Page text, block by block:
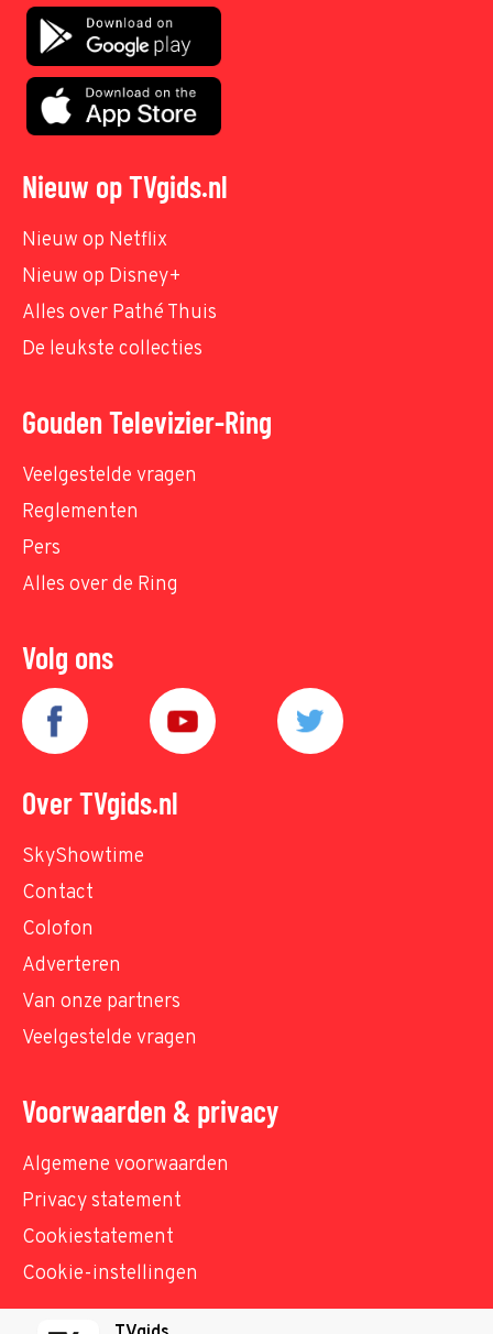
Nieuw op TVgids.nl
Nieuw op Netflix
Nieuw op Disney+
Alles over Pathé Thuis
De leukste collecties
Gouden Televizier-Ring
Veelgestelde vragen
Reglementen
Pers
Alles over de Ring
Volg ons
Over TVgids.nl
SkyShowtime
Contact
Colofon
Adverteren
Van onze partners
Veelgestelde vragen
Voorwaarden & privacy
Algemene voorwaarden
Privacy statement
Cookiestatement
Cookie-instellingen